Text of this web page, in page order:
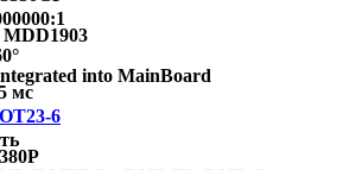
мс
MDD1903
into MainBoard
6